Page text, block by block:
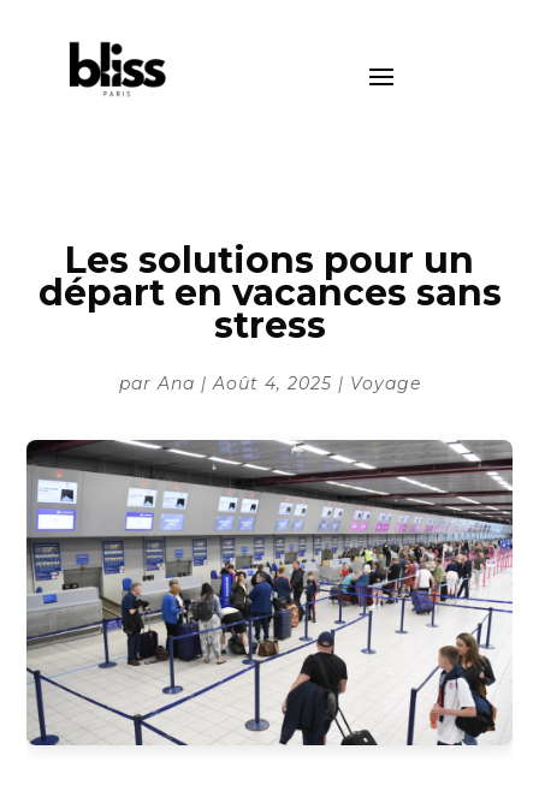
Les solutions pour un
départ en vacances sans
stress
parAna |Août 4, 2025 | Voyage